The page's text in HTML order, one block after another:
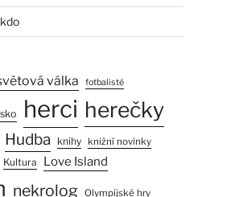
válka fotbalisté
herci herečky
Hudba knihy knižní novinky
Kultura Love Island
nekrolog Olympijské hry